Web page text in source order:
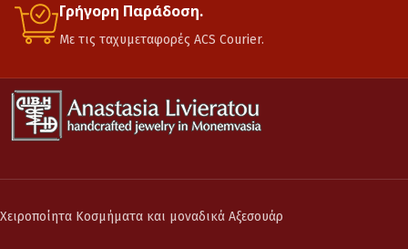
Γρήγορη Παράδοση.
Με τις ταχυμεταφορές ACS Courier.
Χειροποίητα Κοσμήματα και μοναδικά Αξεσουάρ